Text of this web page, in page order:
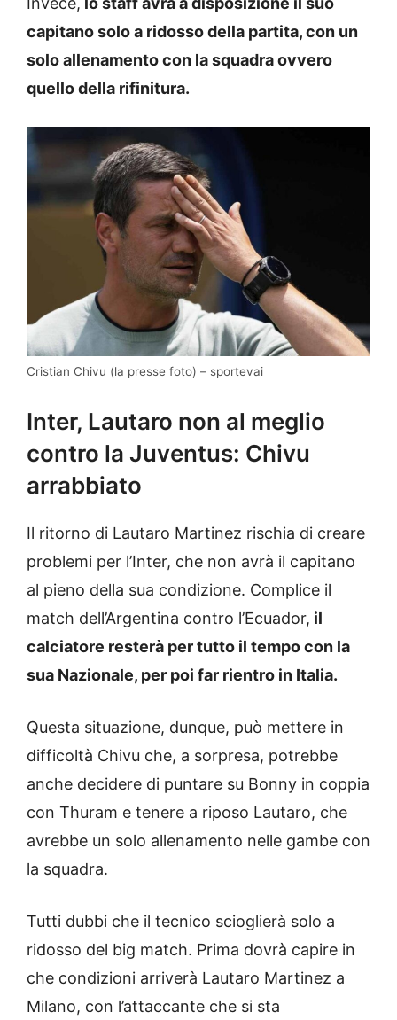
capitano solo a ridosso della partita, con un
solo allenamento con la squadra ovvero
quello della rifinitura.
Cristian Chivu (la presse foto) – sportevai
Inter, Lautaro non al meglio
contro la Juventus: Chivu
arrabbiato
Il ritorno di Lautaro Martinez rischia di creare
problemi per l’Inter, che non avrà il capitano
al pieno della sua condizione. Complice il
match dell’Argentina contro l’Ecuador, il
calciatore resterà per tutto il tempo con la
sua Nazionale, per poi far rientro in Italia.
Questa situazione, dunque, può mettere in
difficoltà Chivu che, a sorpresa, potrebbe
anche decidere di puntare su Bonny in coppia
con Thuram e tenere a riposo Lautaro, che
avrebbe un solo allenamento nelle gambe con
la squadra.
Tutti dubbi che il tecnico scioglierà solo a
ridosso del big match. Prima dovrà capire in
che condizioni arriverà Lautaro Martinez a
Milano, con l’attaccante che si sta